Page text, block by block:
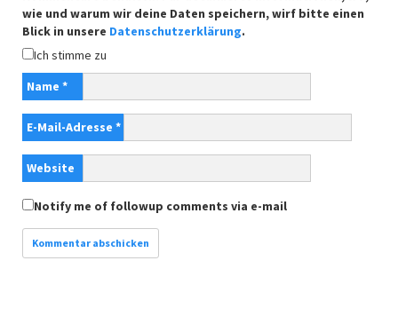
wie und warum wir deine Daten speichern, wirf bitte einen
Blick in unsere Datenschutzerklärung.
Ich stimme zu
Name *
E-Mail-Adresse *
Website
Notify me of followup comments via e-mail